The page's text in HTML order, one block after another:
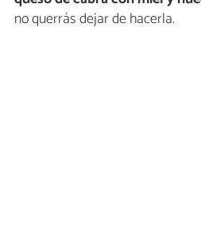
no querrás dejar de hacerla.